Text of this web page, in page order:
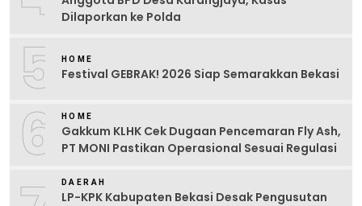
Dilaporkan ke Polda
5 HOME
Festival GEBRAK! 2026 Siap Semarakkan Bekasi
6 HOME
Gakkum KLHK Cek Dugaan Pencemaran Fly Ash,
PT MONI Pastikan Operasional Sesuai Regulasi
DAERAH
LP-KPK Kabupaten Bekasi Desak Pengusutan